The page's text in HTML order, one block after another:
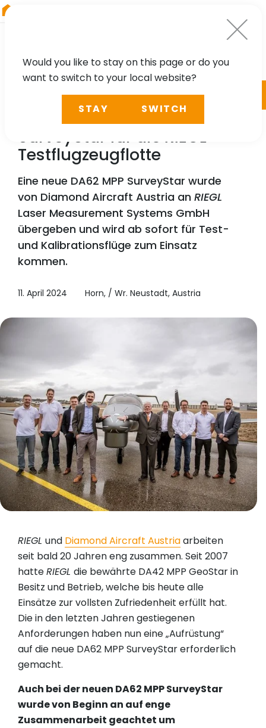
NEWS, TECHNOLOGY, PRESS
Neue Diamond DA62 MPP
SurveyStar für die RIEGL
Testflugzeugflotte
Eine neue DA62 MPP SurveyStar wurde
von Diamond Aircraft Austria an RIEGL
Laser Measurement Systems GmbH
übergeben und wird ab sofort für Test-
und Kalibrationsflüge zum Einsatz
kommen.
11. April 2024 Horn, / Wr. Neustadt, Austria
RIEGL und Diamond Aircraft Austriaarbeiten
seit bald 20 Jahren eng zusammen. Seit 2007
hatteRIEGL die bewährte DA42 MPP GeoStar in
Besitz und Betrieb, welche bis heute alle
Einsätze zur vollsten Zufriedenheit erfüllt hat.
Die in den letzten Jahren gestiegenen
Anforderungen haben nun eine „Aufrüstung“
auf die neue DA62 MPP SurveyStar erforderlich
gemacht.
Auch bei der neuen DA62 MPP SurveyStar
wurde von Beginn an auf enge
Zusammenarbeit geachtet um
Would you like to stay on this page or do you
want to switch to your local website?
STAY SWITCH